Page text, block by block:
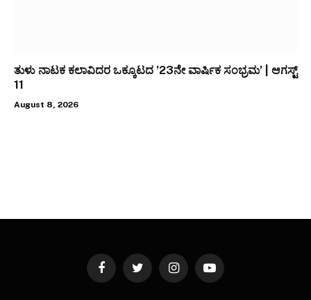
ತುಳು ನಾಟಕ ಕಲಾವಿದರ ಒಕ್ಕೂಟದ ’23ನೇ ವಾರ್ಷಿಕ ಸಂಭ್ರಮ’ | ಆಗಸ್ಟ್
11
August 8, 2026
FacebookTwitter InstagramYouTube